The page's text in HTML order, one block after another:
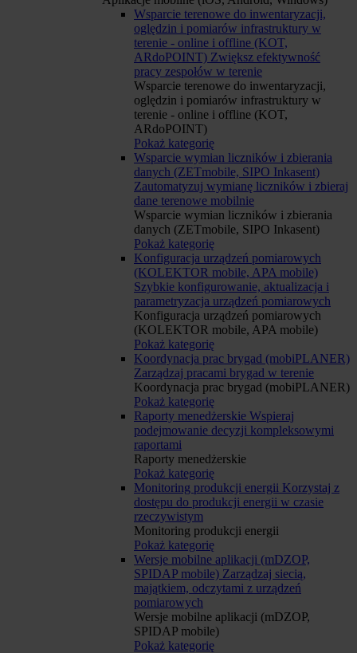
Wsparcie terenowe do inwentaryzacji,
oględzin i pomiarów infrastruktury w
terenie - online i offline (KOT,
ARdoPOINT) Zwiększ efektywność
pracy zespołów w terenie
Wsparcie terenowe do inwentaryzacji,
oględzin i pomiarów infrastruktury w
terenie - online i offline (KOT,
ARdoPOINT)
Pokaż kategorię
Wsparcie wymian liczników i zbierania
danych (ZETmobile, SIPO Inkasent)
Zautomatyzuj wymianę liczników i zbieraj
dane terenowe mobilnie
Wsparcie wymian liczników i zbierania
danych (ZETmobile, SIPO Inkasent)
Pokaż kategorię
Konfiguracja urządzeń pomiarowych
(KOLEKTOR mobile, APA mobile)
Szybkie konfigurowanie, aktualizacja i
parametryzacja urządzeń pomiarowych
Konfiguracja urządzeń pomiarowych
(KOLEKTOR mobile, APA mobile)
Pokaż kategorię
Koordynacja prac brygad (mobiPLANER)
Zarządzaj pracami brygad w terenie
Koordynacja prac brygad (mobiPLANER)
Pokaż kategorię
Raporty menedżerskie Wspieraj
podejmowanie decyzji kompleksowymi
raportami
Raporty menedżerskie
Pokaż kategorię
Monitoring produkcji energii Korzystaj z
dostępu do produkcji energii w czasie
rzeczywistym
Monitoring produkcji energii
Pokaż kategorię
Wersje mobilne aplikacji (mDZOP,
SPIDAP mobile) Zarządzaj siecią,
majątkiem, odczytami z urządzeń
pomiarowych
Wersje mobilne aplikacji (mDZOP,
SPIDAP mobile)
Pokaż kategorię